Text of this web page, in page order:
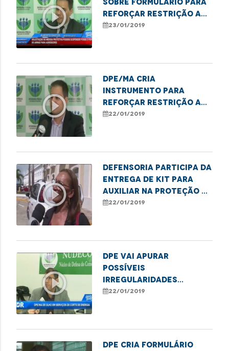
play_circle_outline
reforçar restrição a
posse de armas por
23/01/2019
play_circle_outline
DPE/MA cria
instrumento para
reforçar restrição a
posse de armas por
22/01/2019
play_circle_outline
Defensoria participa da
entrega de kit para
auxiliar na proteção à
pessoa idosa
22/01/2019
play_circle_outline
DPE vai apurar
possíveis
irregularidades
referentes a cortes de
22/01/2019
DPE cria formulário